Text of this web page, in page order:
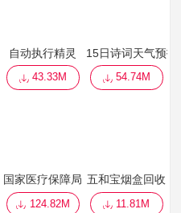
自动执行精灵
43.33M
15日诗词天气预报
54.74M
国家医疗保障局
124.82M
五和宝烟盒回收
11.81M